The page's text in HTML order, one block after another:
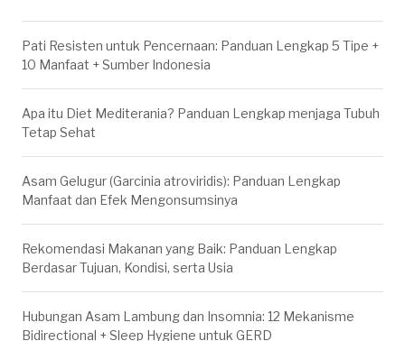
Pati Resisten untuk Pencernaan: Panduan Lengkap 5 Tipe +
10 Manfaat + Sumber Indonesia
Apa itu Diet Mediterania? Panduan Lengkap menjaga Tubuh
Tetap Sehat
Asam Gelugur (Garcinia atroviridis): Panduan Lengkap
Manfaat dan Efek Mengonsumsinya
Rekomendasi Makanan yang Baik: Panduan Lengkap
Berdasar Tujuan, Kondisi, serta Usia
Hubungan Asam Lambung dan Insomnia: 12 Mekanisme
Bidirectional + Sleep Hygiene untuk GERD